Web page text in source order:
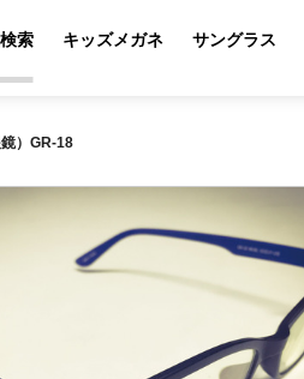
索 キッズメガネ サングラス
）GR-18